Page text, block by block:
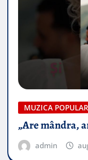
MUZICA
„Are mândra,
admin